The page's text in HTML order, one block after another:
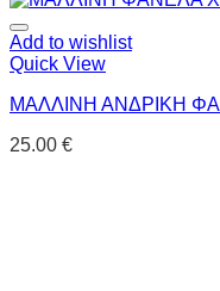
Add to wishlist
Quick View
ΜΑΛΛΙΝΗ ΑΝΔΡΙΚΗ
25.00 €